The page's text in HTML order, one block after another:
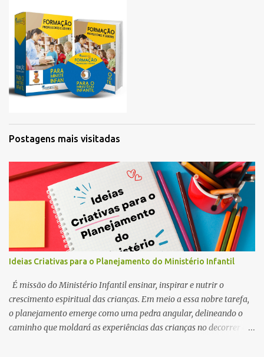
Postagens mais visitadas
Ideias Criativas para o Planejamento do Ministério Infantil
É missão do Ministério Infantil ensinar, inspirar e nutrir o
crescimento espiritual das crianças. Em meio a essa nobre tarefa,
o planejamento emerge como uma pedra angular, delineando o
caminho que moldará as experiências das crianças no decorrer do